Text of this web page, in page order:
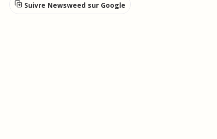
Suivre Newsweed sur Google